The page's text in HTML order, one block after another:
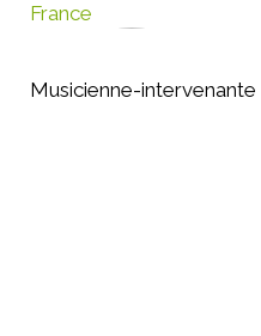
France
Musicienne-intervenante